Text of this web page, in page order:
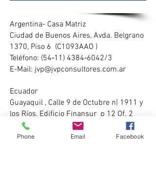
Argentina- Casa Matriz
Ciudad de Buenos Aires, Avda. Belgrano
1370, Piso 6 (C1093AAO )
Teléfono: (54‑11) 4384‑6042/3
E-Mail: jvp@jvpconsultores.com.ar
Ecuador
Guayaquil , Calle 9 de Octubre n| 1911 y
los Ríos, Edificio Finansur p 12 Of. 2
(090303)
Teléfono: (+593)
045111121
Phone Email Facebook